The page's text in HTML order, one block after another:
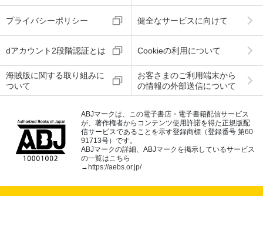
プライバシーポリシー 健全なサービスに向けて
dアカウント2段階認証とは Cookieの利用について
海賊版に関する取り組みに
ついて
お客さまのご利用端末から
の情報の外部送信について
ABJマークは、この電子書店・電子書籍配信サービス
が、著作権者からコンテンツ使用許諾を得た正規版配
信サービスであることを示す登録商標（登録番号 第60
91713号）です。
ABJマークの詳細、ABJマークを掲示しているサービス
の一覧はこちら
→https://aebs.or.jp/